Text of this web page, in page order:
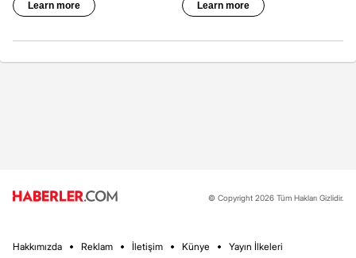
© Copyright 2026 Tüm Hakları Gizlidir.
Hakkımızda Reklam İletişim Künye Yayın İlkeleri